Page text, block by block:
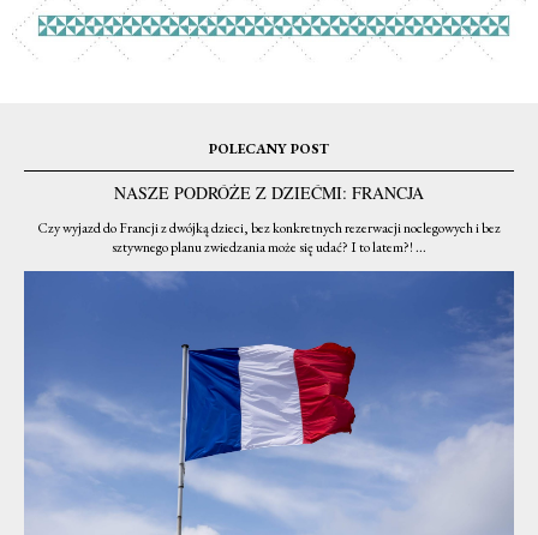
POLECANY POST
NASZE PODRÓŻE Z DZIEĆMI: FRANCJA
Czy wyjazd do Francji z dwójką dzieci, bez konkretnych rezerwacji noclegowych i bez
sztywnego planu zwiedzania może się udać? I to latem?! ...